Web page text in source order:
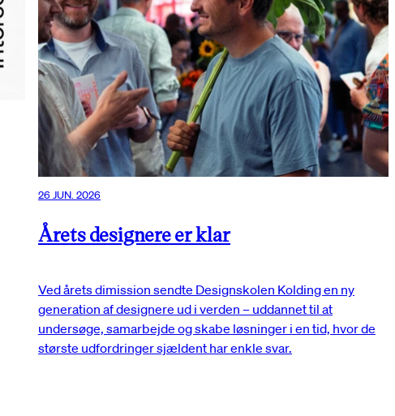
26 JUN. 2026
Årets designere er klar
Ved årets dimission sendte Designskolen Kolding en ny
generation af designere ud i verden – uddannet til at
undersøge, samarbejde og skabe løsninger i en tid, hvor de
største udfordringer sjældent har enkle svar.